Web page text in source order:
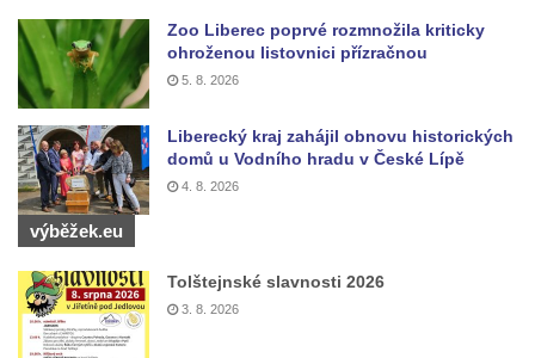
Zoo Liberec poprvé rozmnožila kriticky
ohroženou listovnici přízračnou
5. 8. 2026
Liberecký kraj zahájil obnovu historických
domů u Vodního hradu v České Lípě
4. 8. 2026
výběžek.eu
Tolštejnské slavnosti 2026
3. 8. 2026